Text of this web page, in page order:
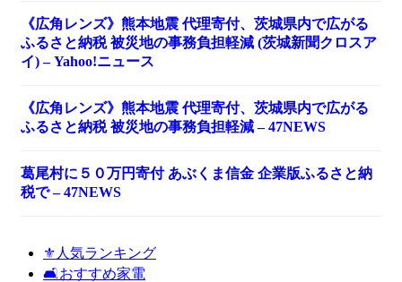
《広角レンズ》熊本地震 代理寄付、茨城県内で広がる
ふるさと納税 被災地の事務負担軽減 (茨城新聞クロスア
イ) – Yahoo!ニュース
《広角レンズ》熊本地震 代理寄付、茨城県内で広がる
ふるさと納税 被災地の事務負担軽減 – 47NEWS
葛尾村に５０万円寄付 あぶくま信金 企業版ふるさと納
税で – 47NEWS
⚜️人気ランキング
🛋️おすすめ家電